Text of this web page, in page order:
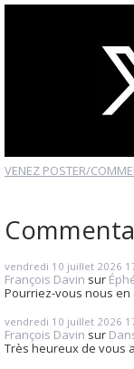
VENEZ POSTER/
vendredi 10 juillet 2026
François Davin sur
Pourriez-vous nous
vendredi 10 juillet 2026
François Davin sur
Très heureux de vous